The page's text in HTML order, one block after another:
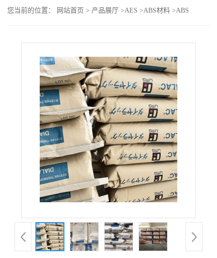
公
品
您当前的位置： 网站首页 > 产品展厅 >AES >ABS材料 >ABS